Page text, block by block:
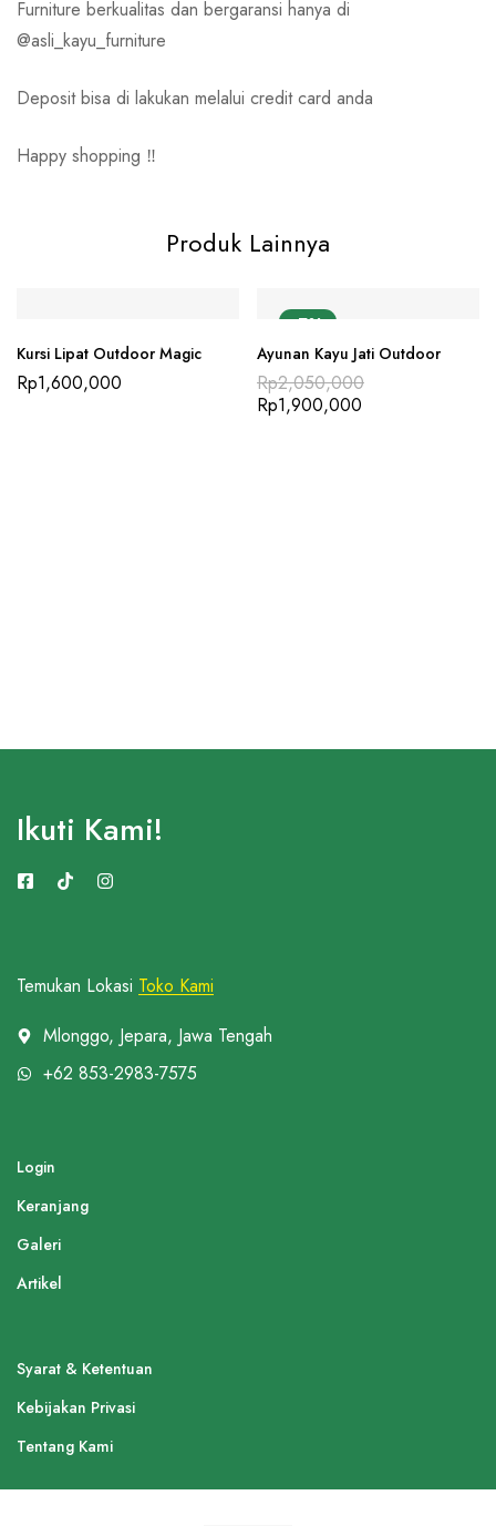
Furniture berkualitas dan bergaransi hanya di
@asli_kayu_furniture
Deposit bisa di lakukan melalui credit card anda
Happy shopping ‼️
Produk Lainnya
Kursi Lipat Outdoor Magic
Rp1,600,000
-7%
Ayunan Kayu Jati Outdoor
Rp2,050,000
Rp1,900,000
Temukan Lokasi Toko Kami
Mlonggo, Jepara, Jawa Tengah
+62 853-2983-7575
Login
Keranjang
Galeri
Artikel
Syarat & Ketentuan
Kebijakan Privasi
Tentang Kami
Ikuti Kami!